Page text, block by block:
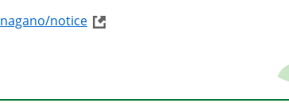
notice